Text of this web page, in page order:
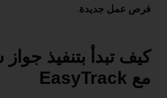
فرص عمل جديدة.
كيف تبدأ بتنفيذ
مع EasyTrack